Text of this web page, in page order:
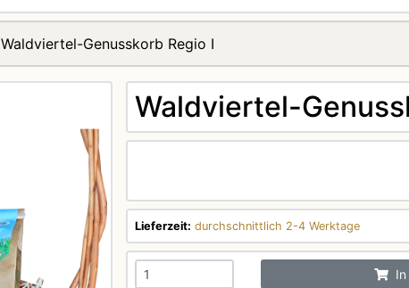
Waldviertel-Genusskorb Regio I
Waldviertel-
Lieferzeit: durchschnittlich 2-4 Werktage